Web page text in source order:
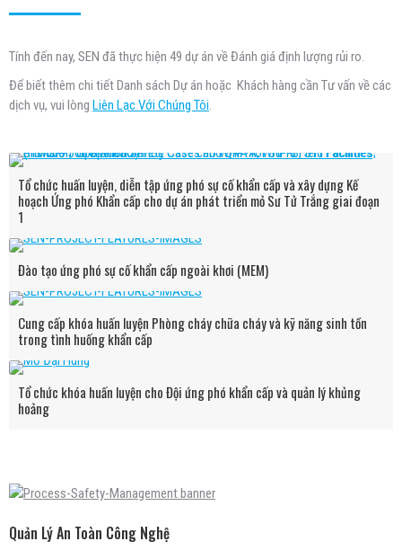
Tính đến nay, SEN đã thực hiện 49 dự án về Đánh giá định lượng rủi ro.
Để biết thêm chi tiết Danh sách Dự án hoặc Khách hàng cần Tư vấn về các
dịch vụ, vui lòng Liên Lạc Với Chúng Tôi.
Tổ chức huấn luyện, diễn tập ứng phó sự cố khẩn cấp và xây dựng Kế
hoạch Ứng phó Khẩn cấp cho dự án phát triển mỏ Sư Tử Trắng giai đoạn
1
Đào tạo ứng phó sự cố khẩn cấp ngoài khơi (MEM)
Cung cấp khóa huấn luyện Phòng cháy chữa cháy và kỹ năng sinh tồn
trong tình huống khẩn cấp
Tổ chức khóa huấn luyện cho Đội ứng phó khẩn cấp và quản lý khủng
hoảng
Quản Lý An Toàn Công Nghệ